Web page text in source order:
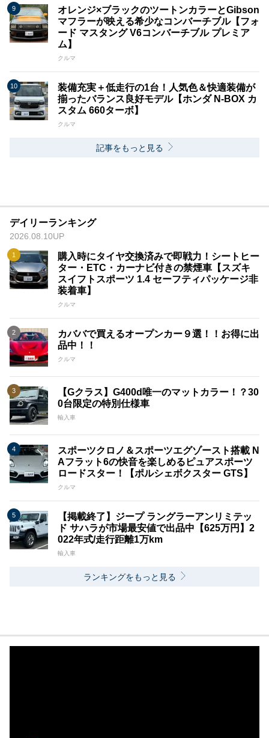
オレンジ×ブラックのツートンカラーとGibson
マフラーが映える希少なコンバーチブル【フォ
ード マスタング V6コンバーチブル プレミア
ム】
クルマ
装備充実＋低走行の1台！人気色＆快適装備が
揃ったバランス良好モデル【ホンダ N-BOX カ
スタム 660ターボ】
クルマ
記事をもっと見る
デイリーランキング
2026.08.10UP
購入時にタイヤ交換済みで即戦力！シートヒー
ター・ETC・カーナビ付きの禁煙車【スズキ
スイフトスポーツ 1.4 セーフティパッケージ非
装着車】
クルマ
カババで買えるオープンカー９選！！お得に出
品中！！
クルマ
【Gクラス】G400d唯一のマットカラー！？30
0台限定の特別仕様車
輸入車
スポーツクロノ＆スポーツエグゾースト搭載 N
Aフラット6の快音を楽しめるピュアスポーツ
ロードスター！【ポルシェボクスター GTS】
クルマ
【掲載終了】ジープ ラングラーアンリミテッ
ド サハラが市場最安値で出品中【625万円】2
022年式/走行距離1万km
輸入車
ランキングをもっと見る